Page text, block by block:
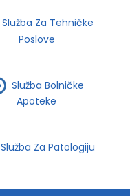
Služba Za Tehničke
Poslove
Služba Bolničke
Apoteke
Služba Za Patologiju